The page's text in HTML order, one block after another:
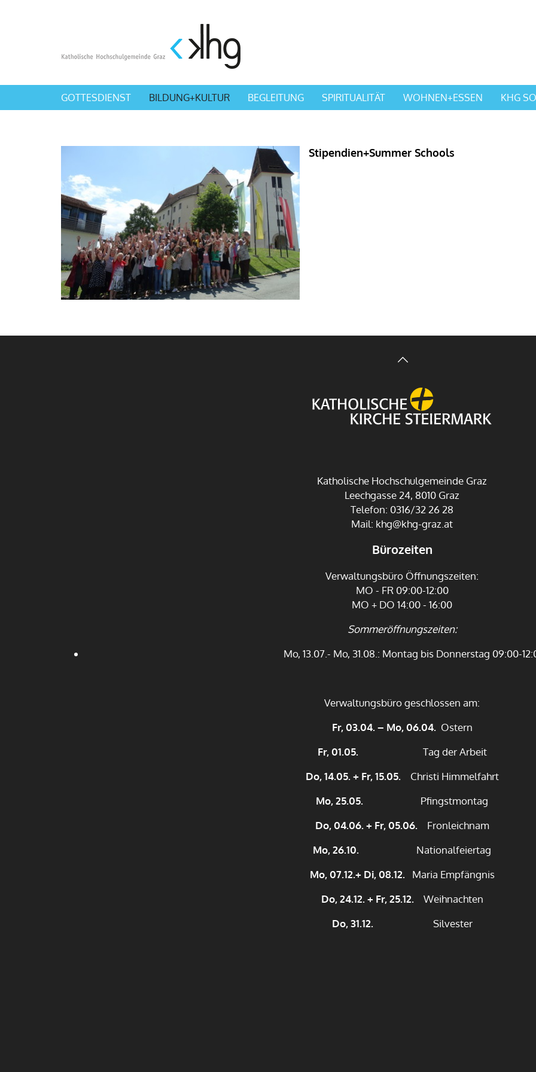
GOTTESDIENST BILDUNG+KULTUR BEGLEITUNG SPIRITUALITÄT WOHNEN+ESSEN KHG
Stipendien+Summer Schools
Katholische Hochschulgemeinde Graz
Leechgasse 24, 8010 Graz
Telefon: 0316/32 26 28
Mail: khg@khg-graz.at
Bürozeiten
Verwaltungsbüro Öffnungszeiten:
MO - FR 09:00-12:00
MO + DO 14:00 - 16:00
Sommeröffnungszeiten:
Mo, 13.07.- Mo, 31.08.: Montag bis Donnerstag 09:00-
Verwaltungsbüro geschlossen am:
Fr, 03.04. – Mo, 06.04.Ostern
Fr, 01.05.Tag der Arbeit
Do, 14.05. + Fr, 15.05.Christi Himmelfahrt
Mo, 25.05. Pfingstmontag
Do, 04.06. + Fr, 05.06.Fronleichnam
Mo, 26.10.
Nationalfeiertag
Mo, 07.12.+ Di, 08.12.Maria Empfängnis
Do, 24.12. + Fr, 25.12.Weihnachten
Do, 31.12.Silvester